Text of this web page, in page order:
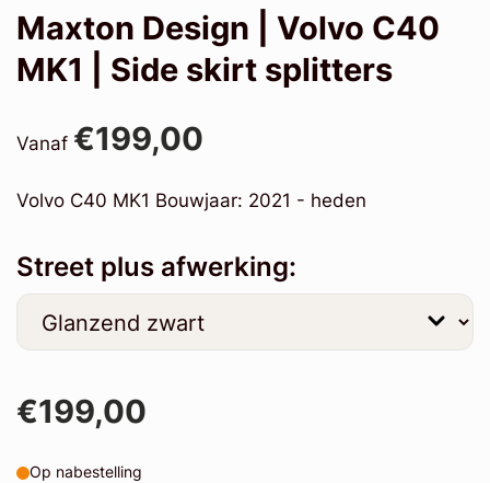
Maxton Design | Volvo C40
MK1 | Side skirt splitters
Vanaf €199,00
Volvo C40 MK1 Bouwjaar: 2021 - heden
Street plus afwerking:
€199,00
Op nabestelling